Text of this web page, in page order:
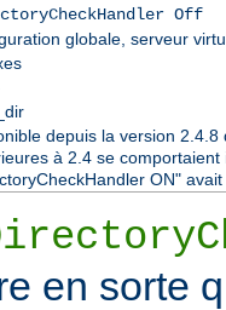
Off
globale, serveur
depuis la version
à 2.4 se
ON"
en sorte